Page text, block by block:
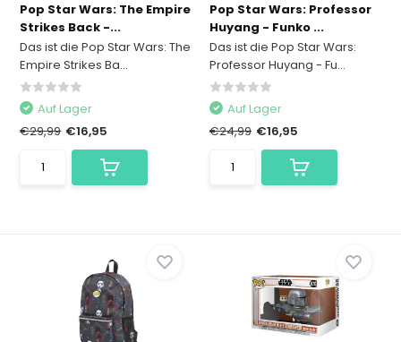
Pop Star Wars: The Empire
Strikes Back -...
Das ist die Pop Star Wars: The
Empire Strikes Ba...
Auf Lager
€29,99 €16,95
Pop Star Wars: Professor
Huyang - Funko ...
Das ist die Pop Star Wars:
Professor Huyang - Fu...
Auf Lager
€24,99 €16,95